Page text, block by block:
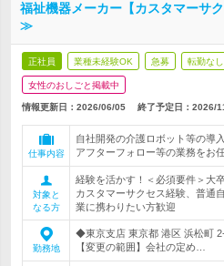
福祉機器メーカー【カスタマーサ
≫
正社員 業種未経験OK 急募 転勤なし
女性のおしごと掲載中
情報更新日：2026/06/05 終了予定日： 2026/
仕事内容
自社開発の介護ロボット等の導
アフターフォロー等の業務をお
対象と
なる方
経験を活かす！＜必須要件＞大
カスタマーサクセス経験、普通
業に携わりたい方歓迎
勤務地
◆東京支店 東京都 港区 浜松町
【変更の範囲】会社の定め…